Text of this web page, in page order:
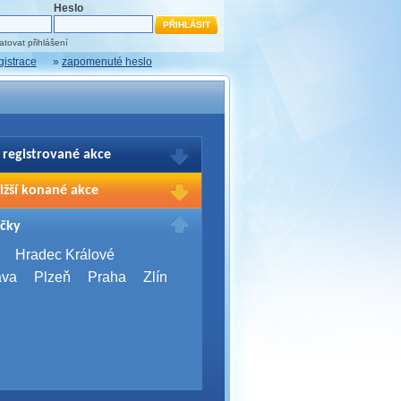
Heslo
přihlášení
» zapomenuté heslo
registrované akce
Vašich registrací na akce
přihlašte.
konané akce
2026
Brno
Server Bootcamp 2026
Hradec Králové
Plzeň Praha Zlín